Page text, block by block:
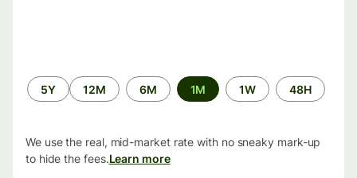
الفترة
الزمنية
48H
1W
1M
6M
12M
5Y
We use the real, mid-market rate with no sneaky mark-up
to hide the fees.Learn more